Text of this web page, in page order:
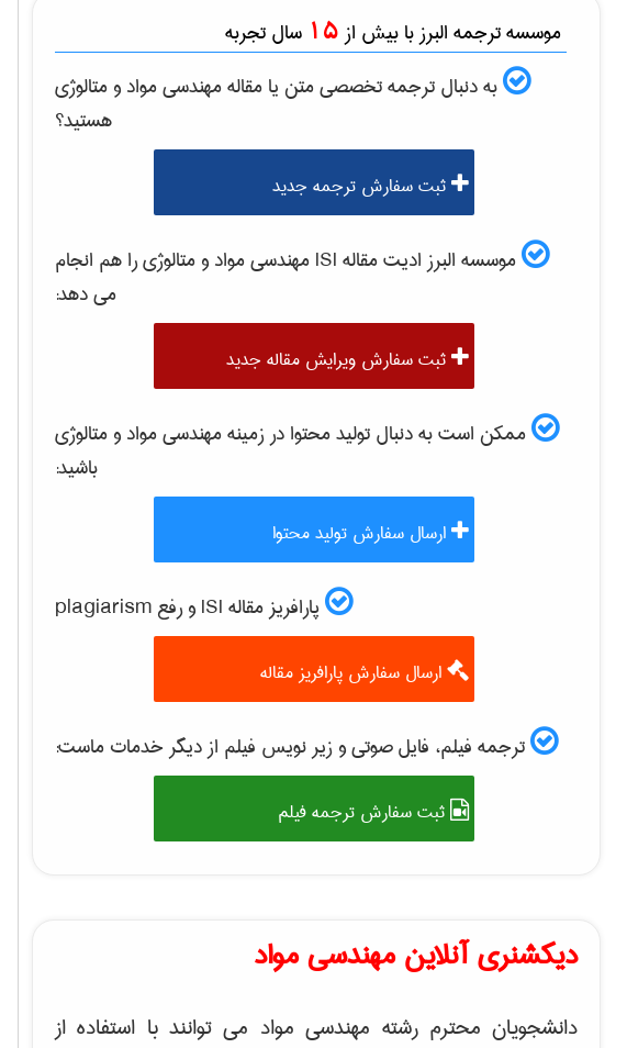
موسسه ترجمه البرز با بیش از 15 سال تجربه
به دنبال ترجمه تخصصی متن یا مقالهمهندسی مواد و متالوژی
هستید؟
ثبت سفارش ترجمه جدید
موسسه البرز ادیت مقاله ISI مهندسی مواد و متالوژیرا هم انجام
می دهد:
ثبت سفارش ویرایش مقاله جدید
ممکن است به دنبال تولید محتوا در زمینهمهندسی مواد و متالوژی
باشید:
ارسال سفارش تولید محتوا
پارافریز مقاله ISI و رفع plagiarism
ارسال سفارش پارافریز مقاله
ترجمه فیلم، فایل صوتی و زیر نویس فیلم از دیگر خدمات ماست:
ثبت سفارش ترجمه فیلم
دیکشنری آنلاین مهندسی مواد
دانشجویان محترم رشته مهندسی مواد می توانند با استفاده از